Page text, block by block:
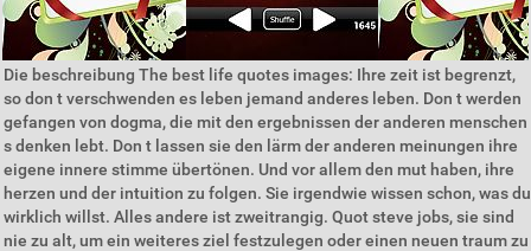
Die beschreibung The best life quotes images: Ihre zeit ist begrenzt,
so don t verschwenden es leben jemand anderes leben. Don t werden
gefangen von dogma, die mit den ergebnissen der anderen menschen
s denken lebt. Don t lassen sie den lärm der anderen meinungen ihre
eigene innere stimme übertönen. Und vor allem den mut haben, ihre
herzen und der intuition zu folgen. Sie irgendwie wissen schon, was du
wirklich willst. Alles andere ist zweitrangig. Quot steve jobs, sie sind
nie zu alt, um ein weiteres ziel festzulegen oder einen neuen traum zu